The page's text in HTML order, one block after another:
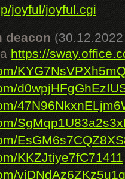
joyful/joyful.cgi
deacon
https://
KKZJtiye7fC71411